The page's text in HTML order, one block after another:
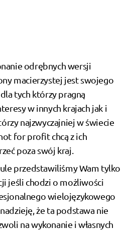
odrębnych wersji
macierzystej jest swojego
tych którzy pragną
w innych krajach jak i
najzwyczajniej w świecie
for profit chcą z ich
poza swój kraj.
przedstawiliśmy Wam tylko
jeśli chodzi o możliwości
wielojęzykowego
że ta podstawa nie
na wykonanie i własnych